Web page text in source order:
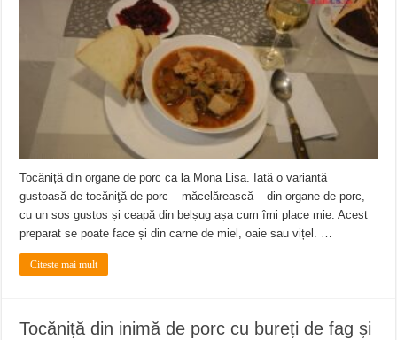
ANUNŢ OPRIRE APĂ în CARANSEBEȘ avarie
ANUNȚ OPRIRE APĂ în Reșița, cartier Țerova – avarie – 04.08.2026
Tocăniță din organe de porc ca la Mona Lisa. Iată o variantă
gustoasă de tocăniţă de porc – măcelărească – din organe de porc,
cu un sos gustos și ceapă din belșug așa cum îmi place mie. Acest
preparat se poate face și din carne de miel, oaie sau vițel. …
Citeste mai mult
Tocăniță din inimă de porc cu bureți de fag și